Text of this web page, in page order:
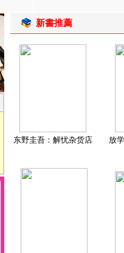
新書推薦
东野圭吾：解忧杂货店 放